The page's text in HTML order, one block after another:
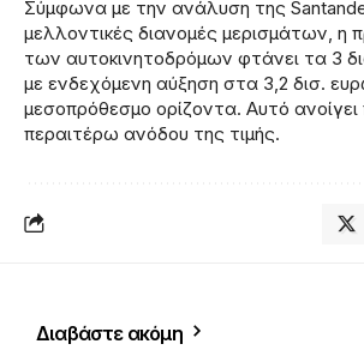
Σύμφωνα με την ανάλυση της
μελλοντικές διανομές μερισμάτων, η
των αυτοκινητοδρόμων φτάνει τα 3
με ενδεχόμενη αύξηση στα 3,2 δισ.
μεσοπρόθεσμο ορίζοντα. Αυτό ανοίγει
περαιτέρω ανόδου της τιμής.
Διαβάστε ακόμη